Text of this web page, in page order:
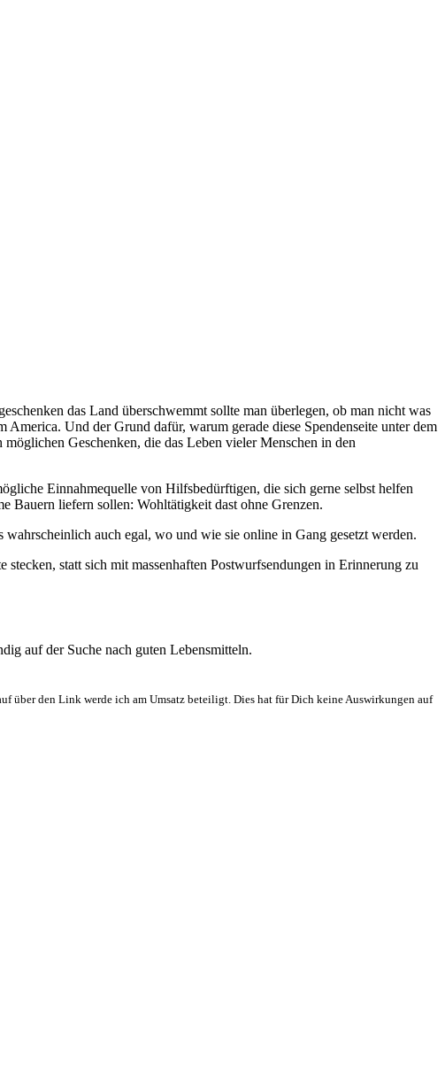
das Land überschwemmt sollte man überlegen, ob man nicht was
Und der Grund dafür, warum gerade diese Spendenseite unter dem
Geschenken, die das Leben vieler Menschen in den
Einnahmequelle von Hilfsbedürftigen, die sich gerne selbst helfen
Bauern liefern sollen: Wohltätigkeit dast ohne Grenzen.
auch egal, wo und wie sie online in Gang gesetzt werden.
statt sich mit massenhaften Postwurfsendungen in Erinnerung zu
auf der Suche nach guten Lebensmitteln.
über den Link werde ich am Umsatz beteiligt. Dies hat für Dich keine Auswirkungen auf